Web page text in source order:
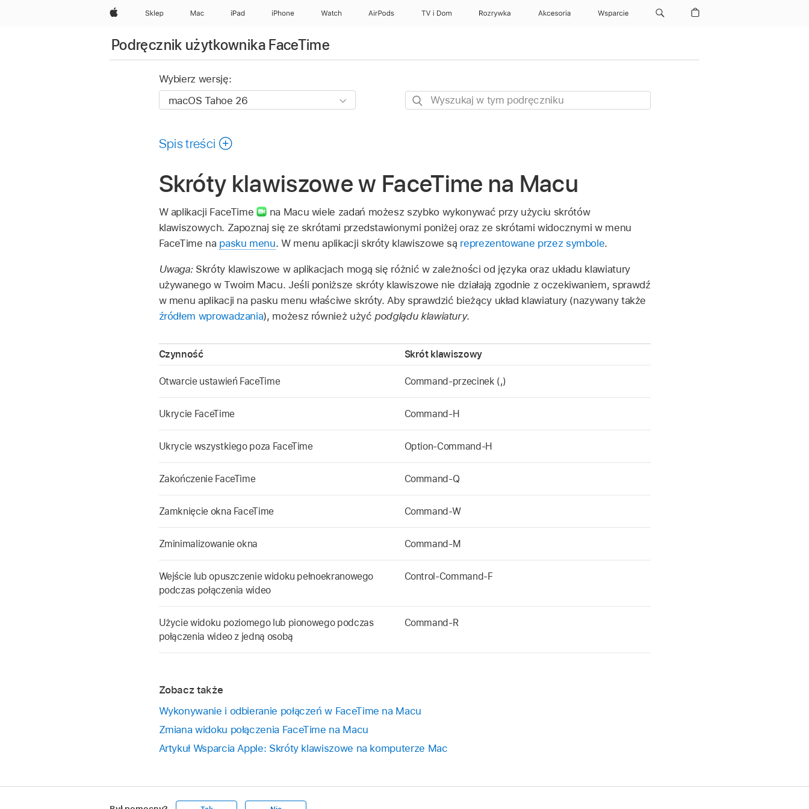
Apple Sklep Mac iPad iPhone Watch AirPods TV i Dom Rozrywka Akcesoria Wsparcie
Podręcznik użytkownika FaceTime
Wybierz wersję:
Wyszukaj
Spis treści
Skróty klawiszowe w FaceTime na Macu
W aplikacji FaceTime
na Macu wiele zadań możesz szybko wykonywać przy użyciu skrótów
klawiszowych. Zapoznaj się ze skrótami przedstawionymi poniżej oraz ze skrótami widocznymi w menu
FaceTime na pasku menu. W menu aplikacji skróty klawiszowe są reprezentowane przez symbole.
Uwaga: Skróty klawiszowe w aplikacjach mogą się różnić w zależności od języka oraz układu klawiatury
używanego w Twoim Macu. Jeśli poniższe skróty klawiszowe nie działają zgodnie z oczekiwaniem, sprawdź
w menu aplikacji na pasku menu właściwe skróty. Aby sprawdzić bieżący układ klawiatury (nazywany także
źródłem wprowadzania), możesz również użyć podglądu klawiatury.
Czynność Skrót klawiszowy
Otwarcie ustawień FaceTime Command-przecinek (,)
Ukrycie FaceTime Command-H
Ukrycie wszystkiego poza FaceTime Option-Command-H
Zakończenie FaceTime Command-Q
Zamknięcie okna FaceTime Command-W
Zminimalizowanie okna Command-M
Wejście lub opuszczenie widoku pełnoekranowego
podczas połączenia wideo
Control-Command-F
Użycie widoku poziomego lub pionowego podczas
połączenia wideo z jedną osobą
Command-R
Zobacz także
Wykonywanie i odbieranie połączeń w FaceTime na Macu
Zmiana widoku połączenia FaceTime na Macu
Artykuł Wsparcia Apple: Skróty klawiszowe na komputerze Mac